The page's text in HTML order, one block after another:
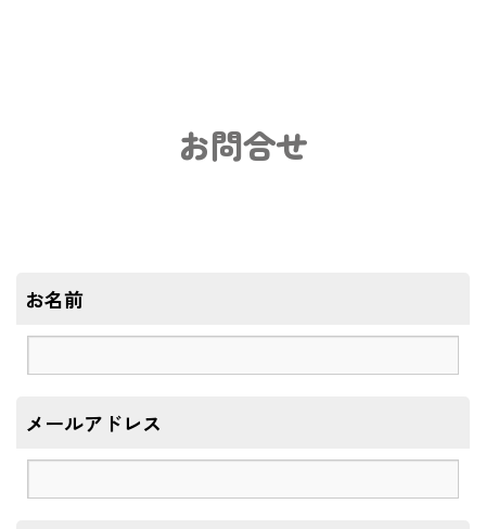
お問合せ
お名前
メールアドレス